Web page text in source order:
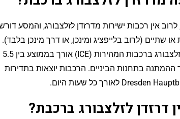
לעדכוני שנת 2026, לרוב אין רכבות ישירות מדרזדן לזלצבורג, והמסע
שתיים (לרוב בלייפציג ומינכן, או דרך מינכן בלבד).
זמן הנסיעה בין דרזדן לזלצבורג ברכבות המהירות (ICE) אורך בממוצע בין 5.5
ההמתנה בתחנות הביניים. הרכבות יוצאות בתדירות
דרזדן לזלצבורג ברכבת?